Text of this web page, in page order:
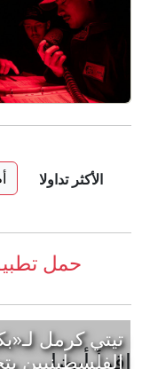
الأكثر تداولا
حمل
إقرأ أيضا
تيتي كرمل
الفلسطينيين